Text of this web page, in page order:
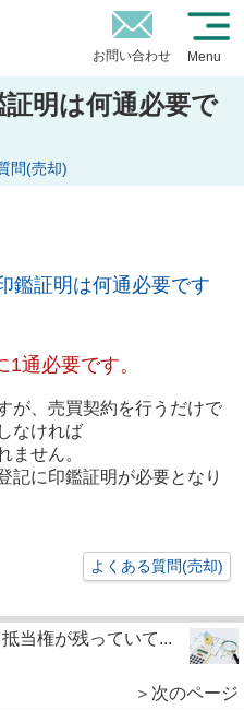
お問い合わせ Menu
明は何通必要で
問(売却)
鑑証明は何通必要です
通必要です。
売買契約を行うだけで
なければ
せん。
印鑑証明が必要となり
よくある質問(売却)
抵当権が残っていて...
＞次のページ